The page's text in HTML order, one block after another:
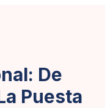
De
Puesta